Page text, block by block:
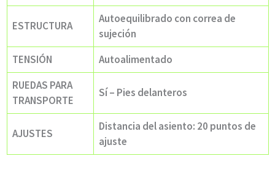
ESTRUCTURA
Autoequilibrado con correa de
sujeción
TENSIÓN
Autoalimentado
RUEDAS PARA
TRANSPORTE
Sí – Pies delanteros
AJUSTES
Distancia del asiento: 20 puntos de
ajuste